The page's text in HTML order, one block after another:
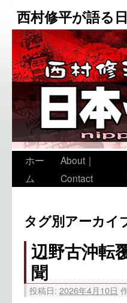
西村修平が語る
ホー
ム
About｜
Contact
タグ別アーカイ
辺野古沖転
聞
投稿日: 2026年4月10日